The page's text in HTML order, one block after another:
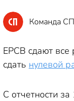
Команда СП
ЕРСВ сдают все
сдать нулевой
С отчетности